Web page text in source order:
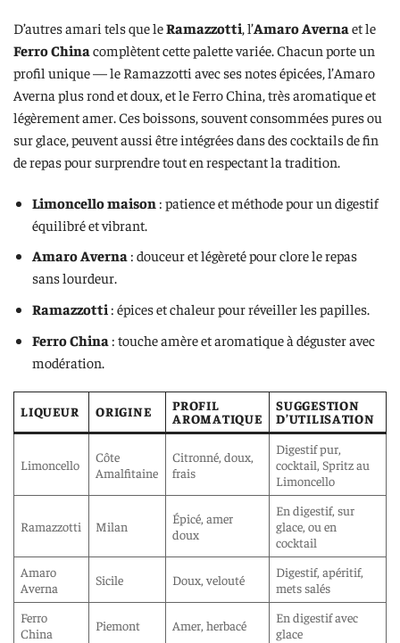
D’autres amari tels que leRamazzotti, l’Amaro Averna et le
Ferro China complètent cette palette variée. Chacun porte un
profil unique — le Ramazzotti avec ses notes épicées, l’Amaro
Averna plus rond et doux, et le Ferro China, très aromatique et
légèrement amer. Ces boissons, souvent consommées pures ou
sur glace, peuvent aussi être intégrées dans des cocktails de fin
de repas pour surprendre tout en respectant la tradition.
Limoncello maison : patience et méthode pour un digestif
équilibré et vibrant.
Amaro Averna : douceur et légèreté pour clore le repas
sans lourdeur.
Ramazzotti : épices et chaleur pour réveiller les papilles.
Ferro China : touche amère et aromatique à déguster avec
modération.
LIQUEUR ORIGINE
PROFIL
AROMATIQUE
SUGGESTION
D’UTILISATION
Limoncello
Côte
Amalfitaine
Citronné, doux,
frais
Digestif pur,
cocktail, Spritz au
Limoncello
Ramazzotti Milan
Épicé, amer
doux
En digestif, sur
glace, ou en
cocktail
Amaro
Averna
Sicile Doux, velouté
Digestif, apéritif,
mets salés
Ferro
China
Piemont Amer, herbacé
En digestif avec
glace